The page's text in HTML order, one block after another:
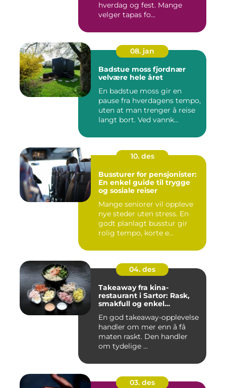
hverdag og fest. Mange
velger tapas fo...
08. jan
Badstue moss fjordnær
velvære hele året
En badstue moss gir en
pause fra hverdagens tempo,
uten at man trenger å reise
langt bort. Ved vannk...
10. des
Bussturer for pensjonister:
En enkel guide til trygge
og sosiale reiser
Mange seniorer vil oppleve
nye steder uten stress. En
godt planlagt busstur gir
rolig tempo, korte e...
04. des
Takeaway fra kina-
restaurant i Sartor: Rask,
smakfull og enkel
En god takeaway-opplevelse
handler om mer enn å få
maten raskt. Den handler
om tydelige ...
03. des